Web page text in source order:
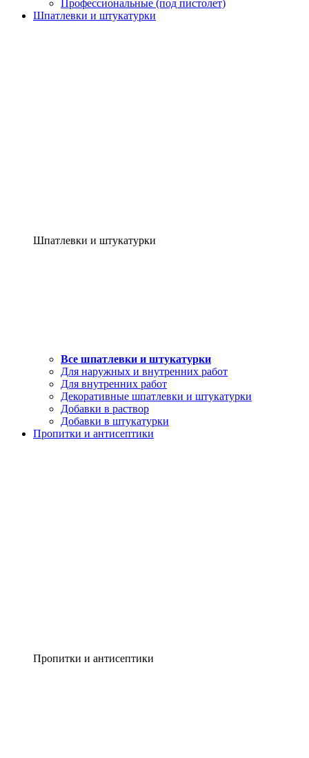
Профессиональные (под пистолет)
Шпатлевки и штукатурки
Шпатлевки и штукатурки
Все шпатлевки и штукатурки
Для наружных и внутренних работ
Для внутренних работ
Декоративные шпатлевки и штукатурки
Добавки в раствор
Добавки в штукатурки
Пропитки и антисептики
Пропитки и антисептики